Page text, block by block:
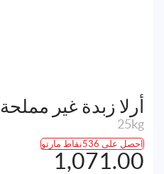
أرلا زبدة غير مملحة
25kg
احصل على 536نقاط مارتو
1,071.00